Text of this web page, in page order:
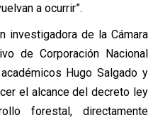
a ocurrir”.
investigadora de la Cámara
de Corporación Nacional
Hugo Salgado y
el alcance del decreto ley
forestal, directamente